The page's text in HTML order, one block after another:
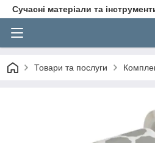
Сучасні матеріали та
Товари та послуги